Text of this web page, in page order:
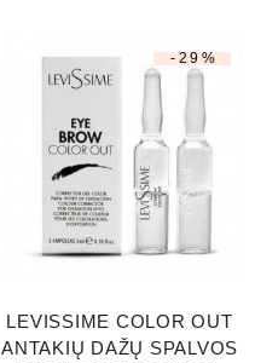
-29%
LEVISSIME COLOR OUT
ANTAKIŲ DAŽŲ SPALVOS